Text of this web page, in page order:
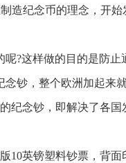
造纪念币的理念，开
这样做的目的是防止
念钞，整个欧洲加起来
纪念钞，即解决了各国
英镑塑料钞票，背面